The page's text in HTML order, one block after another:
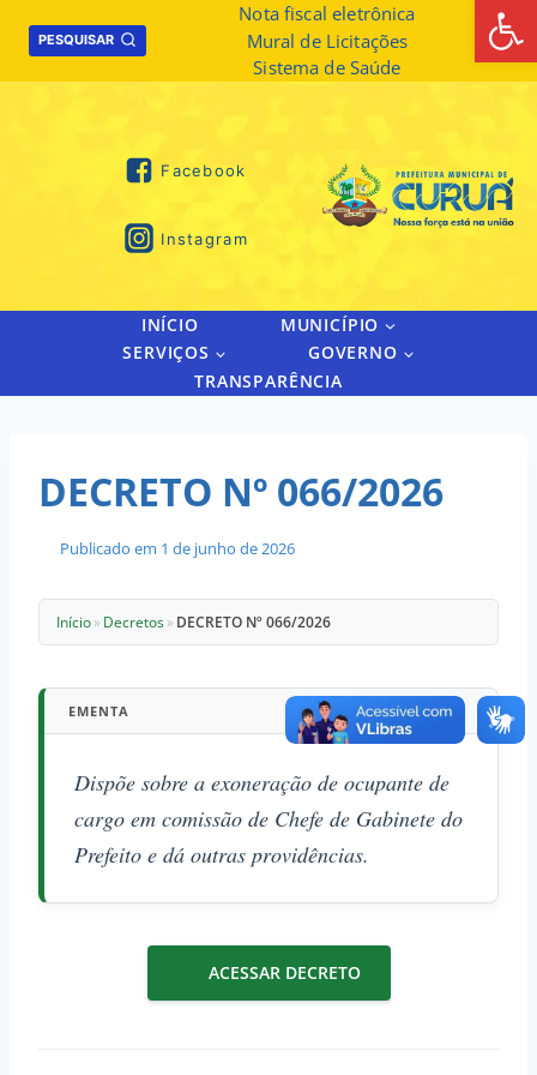
PESQUISAR
Nota fiscal eletrônica
Mural de Licitações
Sistema de Saúde
Facebook
Instagram
INÍCIO
MUNICÍPIO
SERVIÇOS
GOVERNO
TRANSPARÊNCIA
DECRETO Nº 066/2026
Publicado em 1 de junho de 2026
Início» Decretos» DECRETO Nº 066/2026
EMENTA
Dispõe sobre a exoneração de ocupante de
cargo em comissão de Chefe de Gabinete do
Prefeito e dá outras providências.
ACESSAR DECRETO